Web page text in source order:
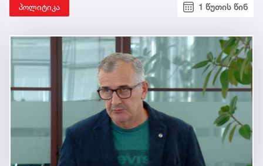
პოლიტიკა 1 წუთის წინ